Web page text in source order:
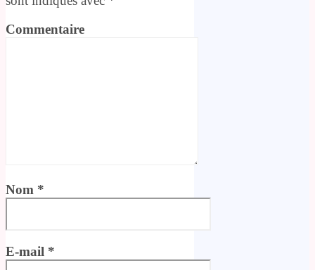
Commentaire
Nom *
E-mail *